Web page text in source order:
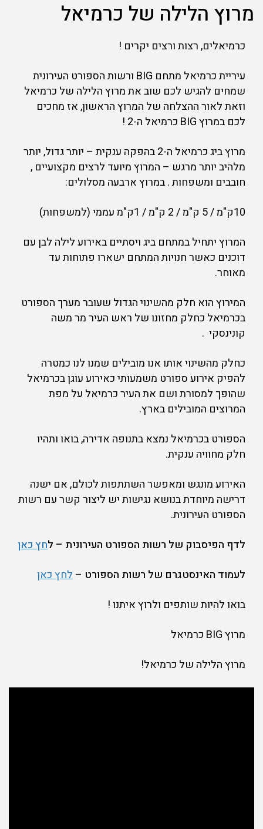
מרוץ הלילה של כרמיאל
כרמיאלים, רצות ורצים יקרים !
עיריית כרמיאל מתחם BIG ורשות הספורט העירונית
שמחים להגיש לכם שוב את מרוץ הלילה של כרמיאל
וזאת לאור ההצלחה של המרוץ הראשון, אז מחכים
לכם במרוץ BIG כרמיאל ה-2 !
מרוץ ביג כרמיאל ה-2 בהפקה ענקית – יותר גדול, יותר
מלהיב יותר מרגש – המרוץ מיועד לרצים מקצועיים ,
חובבים ומשפחות . במרוץ ארבעה מסלולים:
10ק"מ / 5 ק"מ / 2 ק"מ / 1ק"מ עממי (למשפחות)
המרוץ יתחיל במתחם ביג ויסתיים באירוע לילה לבן עם
דוכנים כאשר חנויות המתחם ישארו פתוחות עד
מאוחר.
המירוץ הוא חלק מהשינוי הגדול שעובר מערך הספורט
בכרמיאל כחלק מחזונו של ראש העיר מר משה
קונינסקי .
כחלק מהשינוי אותו אנו מובילים שמנו לנו כמטרה
להפיק אירוע ספורט משמעותי כאירוע עוגן בכרמיאל
שהופך למסורת ושם את העיר כרמיאל על מפת
המרוצים המובילים בארץ.
הספורט בכרמיאל נמצא בתנופה אדירה, בואו ותהיו
חלק מחוויה ענקית.
האירוע מונגש ומאפשר השתתפות לכולם, אם ישנה
דרישה מיוחדת בנושא נגישות יש ליצור קשר עם רשות
הספורט העירונית.
לדף הפיסבוק של רשות הספורט העירונית – לחץ כאן
לעמוד האינסטגרם של רשות הספורט –לחץ כאן
בואו להיות שותפים ולרוץ איתנו !
מרוץ BIG כרמיאל
מרוץ הלילה של כרמיאל!